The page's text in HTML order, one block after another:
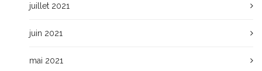
juillet 2021
juin 2021
mai 2021